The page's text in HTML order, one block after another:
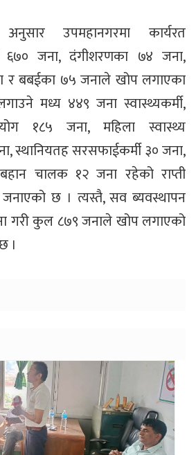
उपमहानगरमा कार्यरत
६७० जना, दंगीशरणका ७४ जना,
र बबईका ७५ जनाले खोप लगाएका
मध्य ४४९ जना स्वास्थ्यकर्मी,
१८५ जना, महिला स्वास्थ्य
स्थानियतह सरसफाईकर्मी ३० जना,
चालक १२ जना रहेको राप्ती
छ । त्यस्तै, सव ब्यवस्थापन
गरी कुल ८७९ जनाले खोप लगाएको
।